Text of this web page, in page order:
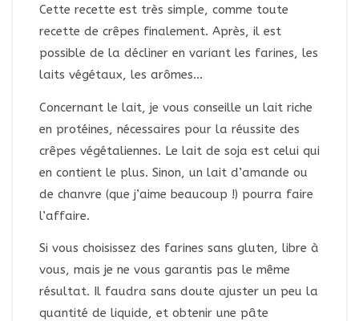
Cette recette est très simple, comme toute
recette de crêpes finalement. Après, il est
possible de la décliner en variant les farines, les
laits végétaux, les arômes…
Concernant le lait, je vous conseille un lait riche
en protéines, nécessaires pour la réussite des
crêpes végétaliennes. Le lait de soja est celui qui
en contient le plus. Sinon, un lait d’amande ou
de chanvre (que j’aime beaucoup !) pourra faire
l’affaire.
Si vous choisissez des farines sans gluten, libre à
vous, mais je ne vous garantis pas le même
résultat. Il faudra sans doute ajuster un peu la
quantité de liquide, et obtenir une pâte